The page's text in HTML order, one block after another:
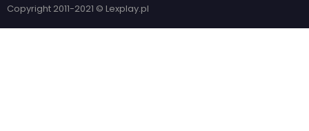
Copyright 2011-2021 © Lexplay.pl​